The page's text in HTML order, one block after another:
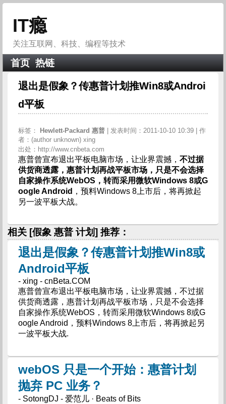
IT瘾
关注互联网、科技、编程等技术
首页 热链
退出是假象？传惠普计划推Win8或Androi
d平板
标签： Hewlett-Packard 惠普
| 发表时间：2011-10-10 10:39 | 作
者：(author unknown) xing
出处：http://www.cnbeta.com
惠普曾宣布退出平板电脑市场，让业界震撼， 不过据
供货商透露，惠普计划再战平板市场，只是不会选择
自家操作系统WebOS，转而采用微软Windows 8或G
oogle Android ，预料Windows 8上市后，将再掀起
另一波平板大战。
相关 [假象 惠普 计划] 推荐：
退出是假象？传惠普计划推Win8或
Android平板
- xing - cnBeta.COM
惠普曾宣布退出平板电脑市场，让业界震撼，不过据
供货商透露，惠普计划再战平板市场，只是不会选择
自家操作系统WebOS，转而采用微软Windows 8或G
oogle Android，预料Windows 8上市后，将再掀起另
一波平板大战.
webOS 只是一个开始：惠普计划
抛弃 PC 业务？
- SotongDJ - 爱范儿 · Beats of Bits